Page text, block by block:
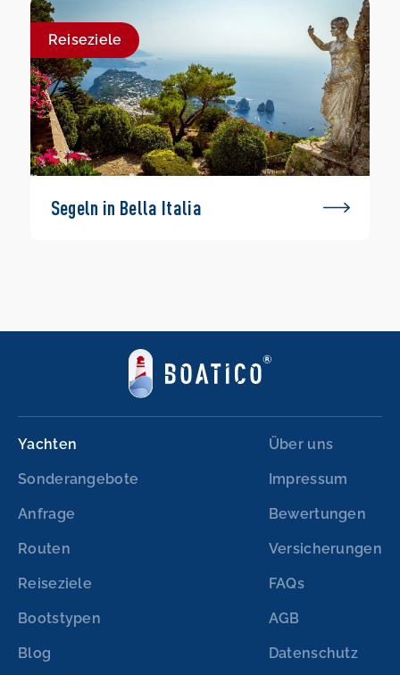
Reiseziele
Segeln in Bella Italia
Yachten
Sonderangebote
Anfrage
Routen
Reiseziele
Bootstypen
Blog
Über uns
Impressum
Bewertungen
Versicherungen
FAQs
AGB
Datenschutz